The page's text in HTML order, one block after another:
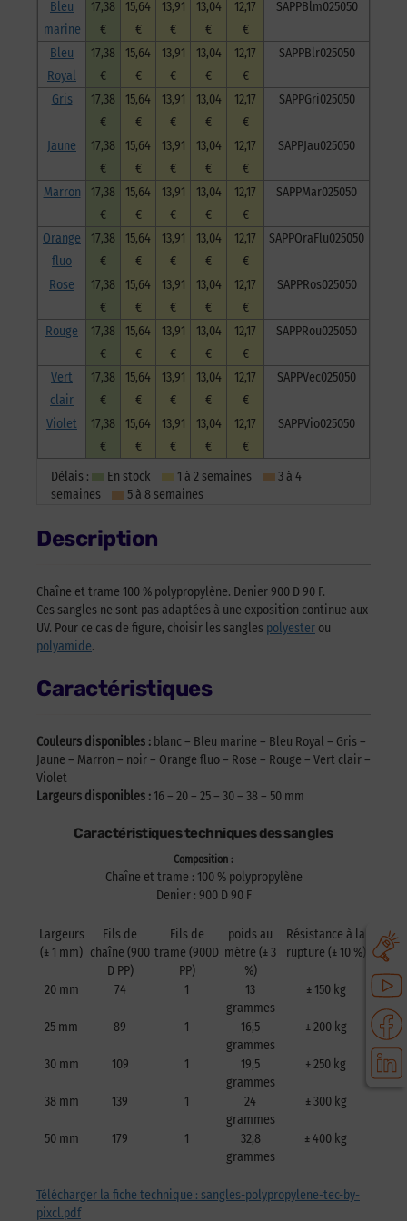
Bleu
marine
17,38
€
15,64
€
13,91
€
13,04
€
12,17
€
SAPPBlm025050
Bleu
Royal
17,38
€
15,64
€
13,91
€
13,04
€
12,17
€
SAPPBlr025050
Gris
17,38
€
15,64
€
13,91
€
13,04
€
12,17
€
SAPPGri025050
Jaune
17,38
€
15,64
€
13,91
€
13,04
€
12,17
€
SAPPJau025050
Marron
17,38
€
15,64
€
13,91
€
13,04
€
12,17
€
SAPPMar025050
Orange
fluo
17,38
€
15,64
€
13,91
€
13,04
€
12,17
€
SAPPOraFlu025050
Rose
17,38
€
15,64
€
13,91
€
13,04
€
12,17
€
SAPPRos025050
Rouge
17,38
€
15,64
€
13,91
€
13,04
€
12,17
€
SAPPRou025050
Vert
clair
17,38
€
15,64
€
13,91
€
13,04
€
12,17
€
SAPPVec025050
Violet
17,38
€
15,64
€
13,91
€
13,04
€
12,17
€
SAPPVio025050
Délais : En stock 1 à 2 semaines
3 à 4
semaines
5 à 8 semaines
Description
Chaîne et trame 100 % polypropylène. Denier 900 D 90 F.
Ces sangles ne sont pas adaptées à une exposition continue aux
UV. Pour ce cas de figure, choisir les sangles polyester ou
polyamide.
Caractéristiques
Couleurs disponibles : blanc – Bleu marine – Bleu Royal – Gris –
Jaune – Marron – noir – Orange fluo – Rose – Rouge – Vert clair –
Violet
Largeurs disponibles : 16 – 20 – 25 – 30 – 38 – 50 mm
Caractéristiques techniques des sangles
Composition :
Chaîne et trame : 100 % polypropylène
Denier : 900 D 90 F
Largeurs
(± 1 mm)
Fils de
chaîne (900
D PP)
Fils de
trame (900D
PP)
poids au
mètre (± 3
%)
Résistance à la
rupture (± 10 %)
20 mm 74 1
13
grammes
± 150 kg
25 mm 89 1
16,5
grammes
± 200 kg
30 mm 109 1
19,5
grammes
± 250 kg
38 mm 139 1
24
grammes
± 300 kg
50 mm 179 1
32,8
grammes
± 400 kg
Télécharger la fiche technique : sangles-polypropylene-tec-by-
pixcl.pdf